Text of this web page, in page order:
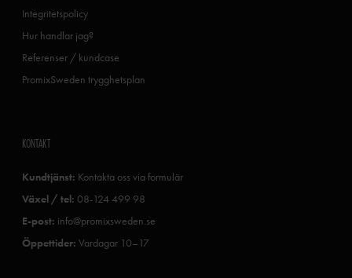
Integritetspolicy
Hur handlar jag?
Referenser / kundcase
PromixSweden trygghetsplan
KONTAKT
Kundtjänst: Kontakta oss via formulär
Växel / tel: 08-124 499 98
E-post: info@promixsweden.se
Öppettider: Vardagar 10–17